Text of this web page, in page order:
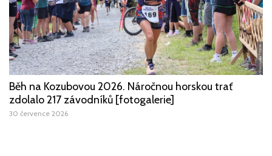
Běh na Kozubovou 2026. Náročnou horskou trať
zdolalo 217 závodníků [fotogalerie]
30 července 2026